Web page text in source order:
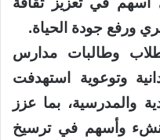
ورفع جودة الحياة.
وطالبات مدارس
وتوعوية استهدفت
والمدرسية، بما عزز
وأسهم في ترسيخ